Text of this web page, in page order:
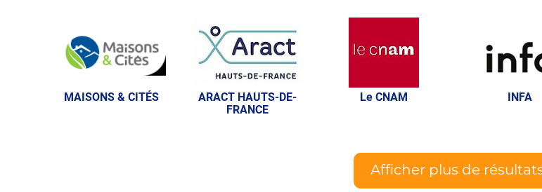
MAISONS & CITÉS
ARACT HAUTS-DE-
FRANCE
Le CNAM INFA
Afficher plus de